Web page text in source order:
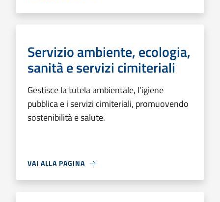
Servizio ambiente, ecologia,
sanità e servizi cimiteriali
Gestisce la tutela ambientale, l’igiene
pubblica e i servizi cimiteriali, promuovendo
sostenibilità e salute.
VAI ALLA PAGINA